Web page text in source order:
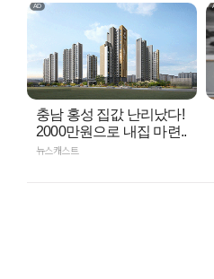
충남 홍성 집값 난리났다!
2000만원으로 내집 마련..
뉴스캐스트